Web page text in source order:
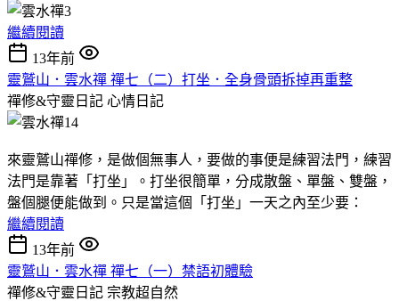
繼續閱讀
13年前
靈鷲山．雲水禪 禪七（二）打坐．全身骨頭拆掉再重整
禪修&守靈日記 心情日記
來靈鷲山禪修，是做個無事人，要做的事便是練習法門，練習
法門是靠著「打坐」。打坐很簡單，分成散盤、單盤、雙盤，
盤個腿便能做到。只是當這個「打坐」一天之內至少要：
繼續閱讀
13年前
靈鷲山．雲水禪 禪七（一）禁語初體驗
禪修&守靈日記 宗教超自然